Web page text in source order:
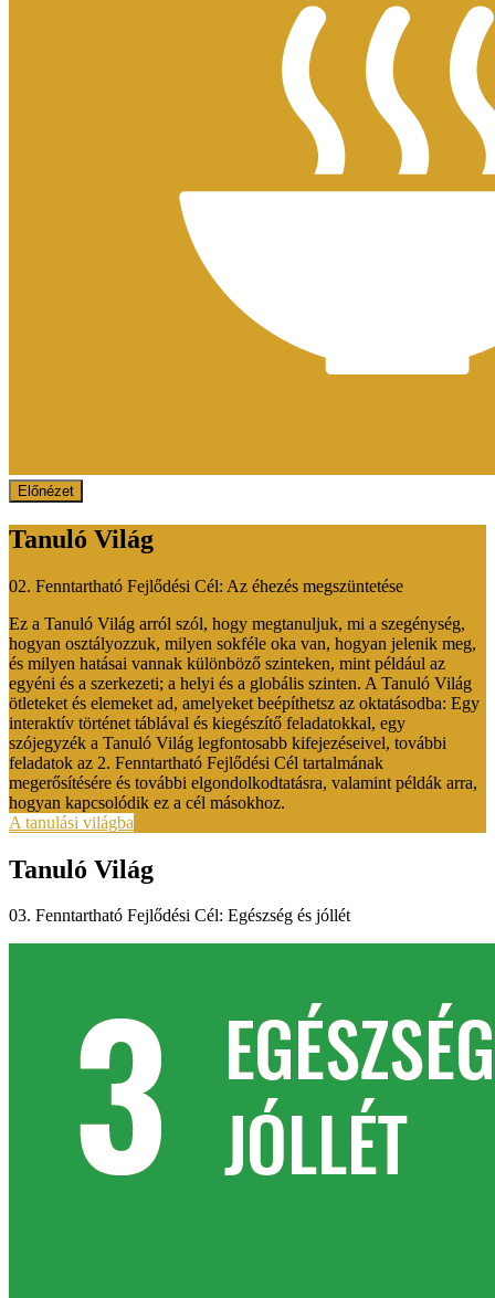
Előnézet
Tanuló Világ
02. Fenntartható Fejlődési Cél: Az éhezés megszüntetése
Ez a Tanuló Világ arról szól, hogy megtanuljuk, mi a szegénység,
hogyan osztályozzuk, milyen sokféle oka van, hogyan jelenik meg,
és milyen hatásai vannak különböző szinteken, mint például az
egyéni és a szerkezeti; a helyi és a globális szinten. A Tanuló Világ
ötleteket és elemeket ad, amelyeket beépíthetsz az oktatásodba: Egy
interaktív történet táblával és kiegészítő feladatokkal, egy
szójegyzék a Tanuló Világ legfontosabb kifejezéseivel, további
feladatok az 2. Fenntartható Fejlődési Cél tartalmának
megerősítésére és további elgondolkodtatásra, valamint példák arra,
hogyan kapcsolódik ez a cél másokhoz.
A tanulási világba
Tanuló Világ
03. Fenntartható Fejlődési Cél: Egészség és jóllét